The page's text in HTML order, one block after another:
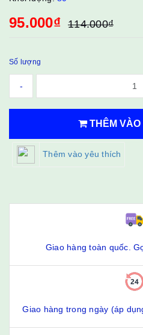
95.000₫ 114.000₫
Số lượng
-
THÊM VÀO
Thêm vào yêu thích
Giao hàng toàn quốc.
Giao hàng trong ngày (áp